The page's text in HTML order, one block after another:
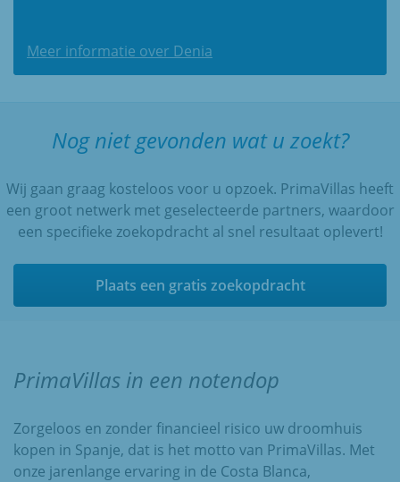
Meer informatie over Denia
Nog niet gevonden wat u zoekt?
Wij gaan graag kosteloos voor u opzoek. PrimaVillas heeft
een groot netwerk met geselecteerde partners, waardoor
een specifieke zoekopdracht al snel resultaat oplevert!
Plaats een gratis zoekopdracht
PrimaVillas in een notendop
Zorgeloos en zonder financieel risico uw droomhuis
kopen in Spanje, dat is het motto van PrimaVillas. Met
onze jarenlange ervaring in de Costa Blanca,